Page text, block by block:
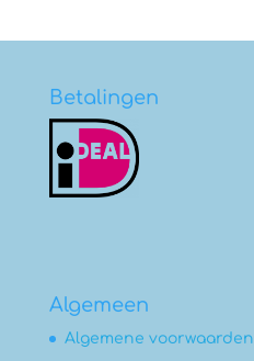
Betalingen
Algemeen
Algemene voorwaarden